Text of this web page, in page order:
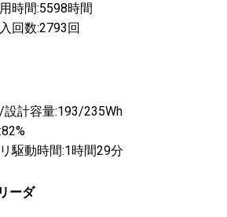
時間:5598時間
回数:2793回
計容量:193/235Wh
駆動時間:1時間29分
ーダ